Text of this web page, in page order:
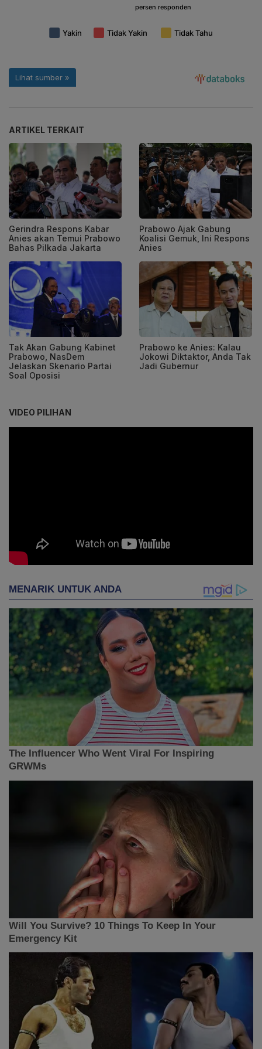
ARTIKEL TERKAIT
Gerindra Respons Kabar
Anies akan Temui Prabowo
Bahas Pilkada Jakarta
Prabowo Ajak Gabung
Koalisi Gemuk, Ini Respons
Anies
Tak Akan Gabung Kabinet
Prabowo, NasDem
Jelaskan Skenario Partai
Soal Oposisi
Prabowo ke Anies: Kalau
Jokowi Diktaktor, Anda Tak
Jadi Gubernur
VIDEO PILIHAN